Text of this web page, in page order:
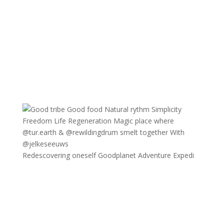
Redescovering oneself Goodplanet Adventure Expedi